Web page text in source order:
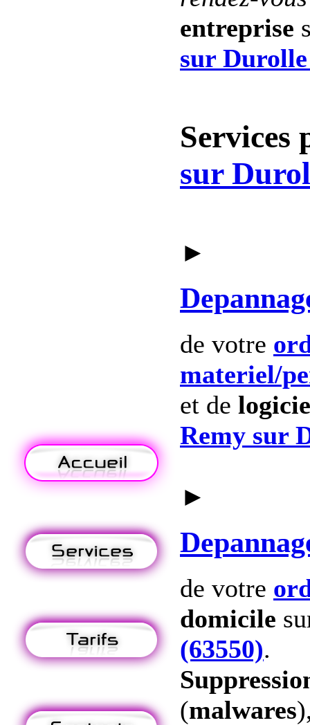
entreprise
sur
Services
sur
►
de votre
materiel/
et de
Remy sur
►
de votre
domicile
(63550).
(malwares